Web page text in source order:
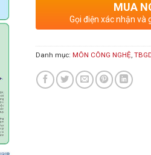
MUA
Gọi điện xác nhận và
Danh mục: MÔN CÔNG NGHỆ,